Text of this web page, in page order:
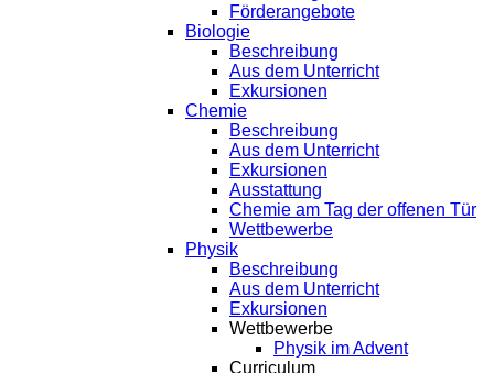
Förderangebote
Biologie
Beschreibung
Aus dem Unterricht
Exkursionen
Chemie
Beschreibung
Aus dem Unterricht
Exkursionen
Ausstattung
Chemie am Tag der offenen Tür
Wettbewerbe
Physik
Beschreibung
Aus dem Unterricht
Exkursionen
Wettbewerbe
Physik im Advent
Curriculum